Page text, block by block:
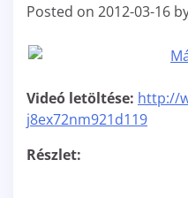
Posted on 2012-03-16
Videó letöltése: http://
j8ex72nm921d119
Részlet: